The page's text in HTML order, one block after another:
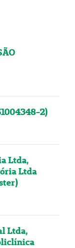
2)
Ltda,
Ltda
Ltda,